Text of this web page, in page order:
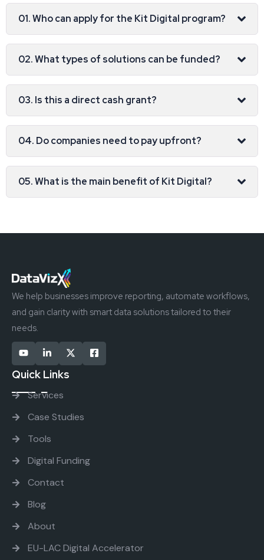
01. Who can apply for the Kit Digital program?
02. What types of solutions can be funded?
03. Is this a direct cash grant?
04. Do companies need to pay upfront?
05. What is the main benefit of Kit Digital?
We help businesses improve reporting, automate workflows,
and gain clarity with smart data solutions tailored to their
needs.
Quick Links
Services
Case Studies
Tools
Digital Funding
Contact
Blog
About
EU-LAC Digital Accelerator